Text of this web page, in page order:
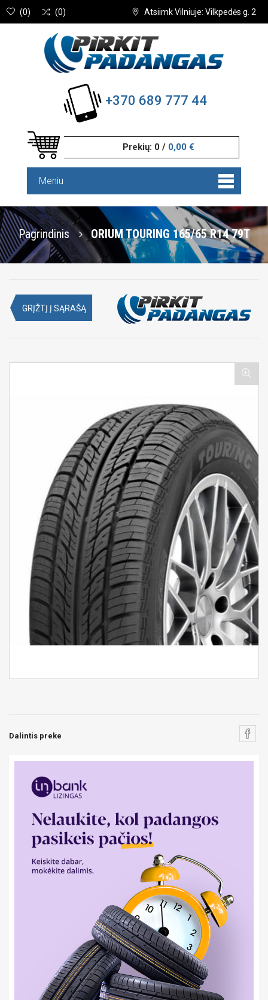
Atsiimk Vilniuje: Vilkpedės g. 2
(0) (0)
+370 689 777 44
Prekių: 0 / 0,00 €
Meniu
Pagrindinis ORIUM TOURING 165/65 R14 79T
GRĮŽTĮ Į SĄRAŠĄ
Dalintis preke